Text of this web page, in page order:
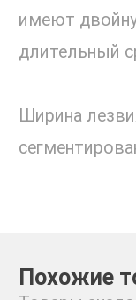
имеют
длительный
Ширина
Похожие